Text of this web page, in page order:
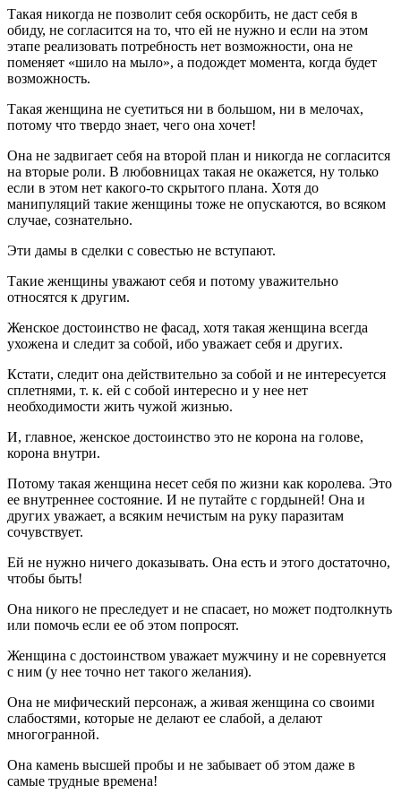
Такая никогда не позволит себя оскорбить, не даст себя в
обиду, не согласится на то, что ей не нужно и если на этом
этапе реализовать потребность нет возможности, она не
поменяет «шило на мыло», а подождет момента, когда будет
возможность.
Такая женщина не суетиться ни в большом, ни в мелочах,
потому что твердо знает, чего она хочет!
Она не задвигает себя на второй план и никогда не согласится
на вторые роли. В любовницах такая не окажется, ну только
если в этом нет какого-то скрытого плана. Хотя до
манипуляций такие женщины тоже не опускаются, во всяком
случае, сознательно.
Эти дамы в сделки с совестью не вступают.
Такие женщины уважают себя и потому уважительно
относятся к другим.
Женское достоинство не фасад, хотя такая женщина всегда
ухожена и следит за собой, ибо уважает себя и других.
Кстати, следит она действительно за собой и не интересуется
сплетнями, т. к. ей с собой интересно и у нее нет
необходимости жить чужой жизнью.
И, главное, женское достоинство это не корона на голове,
корона внутри.
Потому такая женщина несет себя по жизни как королева. Это
ее внутреннее состояние. И не путайте с гордыней! Она и
других уважает, а всяким нечистым на руку паразитам
сочувствует.
Ей не нужно ничего доказывать. Она есть и этого достаточно,
чтобы быть!
Она никого не преследует и не спасает, но может подтолкнуть
или помочь если ее об этом попросят.
Женщина с достоинством уважает мужчину и не соревнуется
с ним (у нее точно нет такого желания).
Она не мифический персонаж, а живая женщина со своими
слабостями, которые не делают ее слабой, а делают
многогранной.
Она камень высшей пробы и не забывает об этом даже в
самые трудные времена!